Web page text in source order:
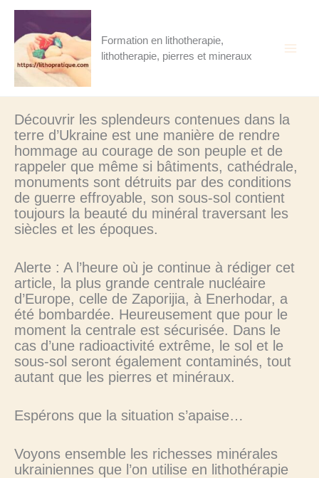
contenu
Formation en lithotherapie,
lithotherapie, pierres et mineraux
Découvrir les splendeurs contenues dans la
terre d’Ukraine est une manière de rendre
hommage au courage de son peuple et de
rappeler que même si bâtiments, cathédrale,
monuments sont détruits par des conditions
de guerre effroyable, son sous-sol contient
toujours la beauté du minéral traversant les
siècles et les époques.
Alerte : A l’heure où je continue à rédiger cet
article, la plus grande centrale nucléaire
d’Europe, celle de Zaporijia, à Enerhodar, a
été bombardée. Heureusement que pour le
moment la centrale est sécurisée. Dans le
cas d’une radioactivité extrême, le sol et le
sous-sol seront également contaminés, tout
autant que les pierres et minéraux.
Espérons que la situation s’apaise…
Voyons ensemble les richesses minérales
ukrainiennes que l’on utilise en lithothérapie